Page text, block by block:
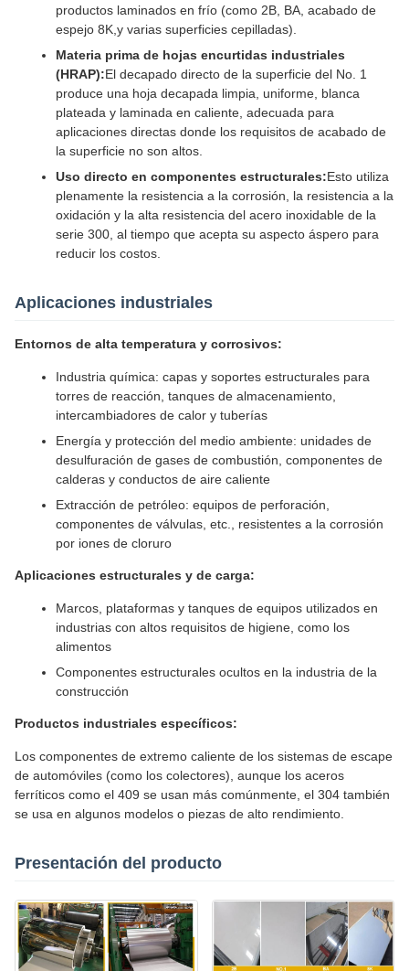
productos laminados en frío (como 2B, BA, acabado de
espejo 8K,y varias superficies cepilladas).
Materia prima de hojas encurtidas industriales
(HRAP):El decapado directo de la superficie del No. 1
produce una hoja decapada limpia, uniforme, blanca
plateada y laminada en caliente, adecuada para
aplicaciones directas donde los requisitos de acabado de
la superficie no son altos.
Uso directo en componentes estructurales:Esto utiliza
plenamente la resistencia a la corrosión, la resistencia a la
oxidación y la alta resistencia del acero inoxidable de la
serie 300, al tiempo que acepta su aspecto áspero para
reducir los costos.
Aplicaciones industriales
Entornos de alta temperatura y corrosivos:
Industria química: capas y soportes estructurales para
torres de reacción, tanques de almacenamiento,
intercambiadores de calor y tuberías
Energía y protección del medio ambiente: unidades de
desulfuración de gases de combustión, componentes de
calderas y conductos de aire caliente
Extracción de petróleo: equipos de perforación,
componentes de válvulas, etc., resistentes a la corrosión
por iones de cloruro
Aplicaciones estructurales y de carga:
Marcos, plataformas y tanques de equipos utilizados en
industrias con altos requisitos de higiene, como los
alimentos
Componentes estructurales ocultos en la industria de la
construcción
Productos industriales específicos:
Los componentes de extremo caliente de los sistemas de escape
de automóviles (como los colectores), aunque los aceros
ferríticos como el 409 se usan más comúnmente, el 304 también
se usa en algunos modelos o piezas de alto rendimiento.
Presentación del producto